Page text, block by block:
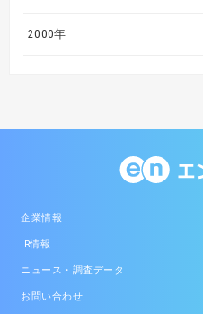
2000年
企業情報
IR情報
ニュース・調査データ
お問い合わせ